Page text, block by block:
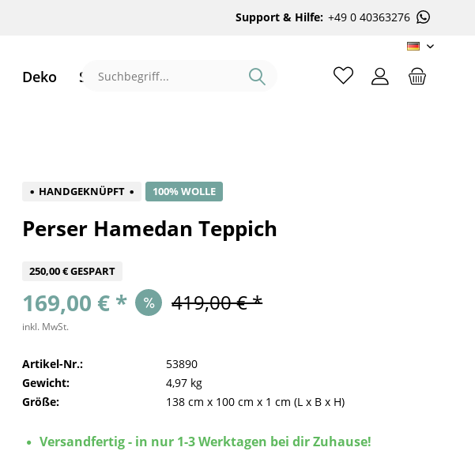
Support & Hilfe: +49 0 40363276
DE
Deko Sale %
HANDGEKNÜPFT 100% WOLLE
Perser Hamedan Teppich
250,00 € GESPART
169,00 € * 419,00 € *
inkl. MwSt.
Artikel-Nr.:
53890
Gewicht:
4,97 kg
Größe:
138 cm x 100 cm x 1 cm (L x B x H)
Versandfertig - in nur 1-3 Werktagen bei dir Zuhause!